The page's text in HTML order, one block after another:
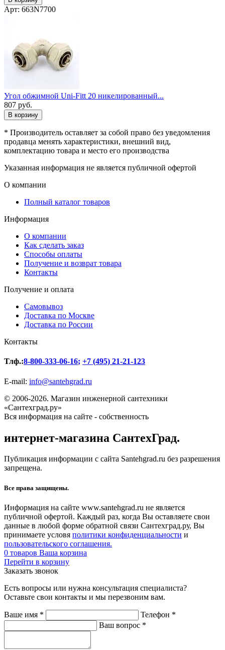
Арт: 663N7700
Угол обжимной Uni-Fitt 20 никелированный...
807 руб.
В корзину
* Производитель оставляет за собой право без уведомления
продавца менять характеристики, внешний вид,
комплектацию товара и место его производства
Указанная информация не является публичной офертой
О компании
Полный каталог товаров
Информация
О компании
Как сделать заказ
Способы оплаты
Получение и возврат товара
Контакты
Получение и оплата
Самовывоз
Доставка по Москве
Доставка по России
Контакты
Тлф.:8-800-333-06-16; +7 (495) 21-21-123
E-mail: info@santehgrad.ru
© 2006-2026. Магазин инженерной сантехники
«Сантехград.ру»
Вся информация на сайте - собственность
интернет-магазина СантехГрад.
Публикация информации с сайта Santehgrad.ru без разрешения
запрещена.
Все права защищены.
Информация на сайте www.santehgrad.ru не является
публичной офертой. Каждый раз, когда Вы оставляете свои
данные в любой форме обратной связи Сантехград.ру, Вы
принимаете условя политики конфиденциальности и
пользовательского соглашения.
0 товаров Ваша корзина
Перейти в корзину
Заказать звонок
Есть вопросы или нужна консультация специалиста?
Оставьте свои контакты и мы перезвоним вам.
Ваше имя * Телефон *
Ваш вопрос *